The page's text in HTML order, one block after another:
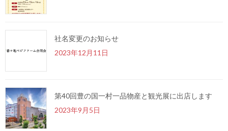
社名変更のお知らせ
2023年12月11日
第40回豊の国一村一品物産と観光展に出店します
2023年9月5日